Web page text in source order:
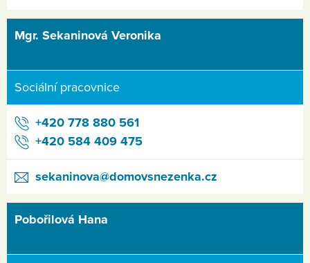
Mgr. Sekaninová Veronika
Sociální pracovnice
+420 778 880 561
+420 584 409 475
sekaninova@domovsnezenka.cz
Pobořilová Hana